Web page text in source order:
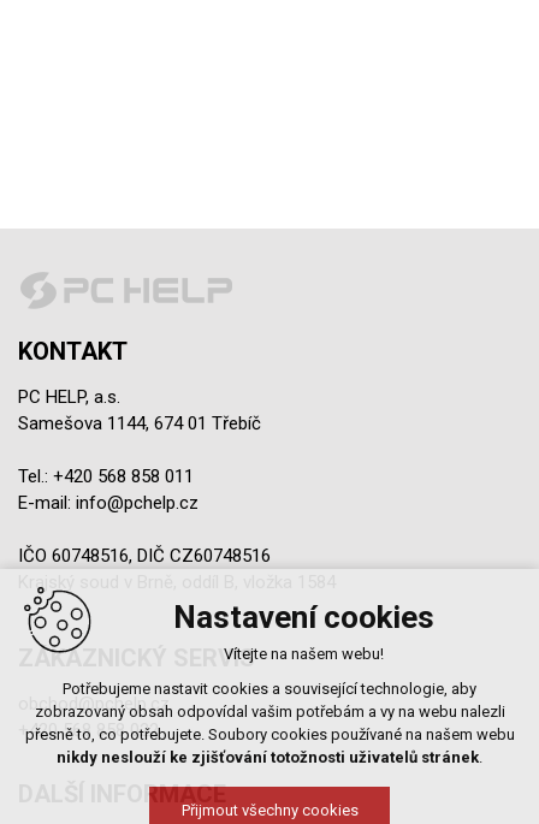
KONTAKT
PC HELP, a.s.
Samešova 1144, 674 01 Třebíč
Tel.: +420 568 858 011
E-mail: info@pchelp.cz
IČO 60748516, DIČ CZ60748516
Krajský soud v Brně, oddíl B, vložka 1584
ZÁKAZNICKÝ SERVIS
obchod@pchelp.cz
+420 568 858 022
DALŠÍ INFORMACE
Nastavení cookies
Vítejte na našem webu!
Potřebujeme nastavit cookies a související technologie, aby
zobrazovaný obsah odpovídal vašim potřebám a vy na webu nalezli
přesně to, co potřebujete. Soubory cookies používané na našem webu
nikdy neslouží ke zjišťování totožnosti uživatelů stránek.
Přijmout všechny cookies